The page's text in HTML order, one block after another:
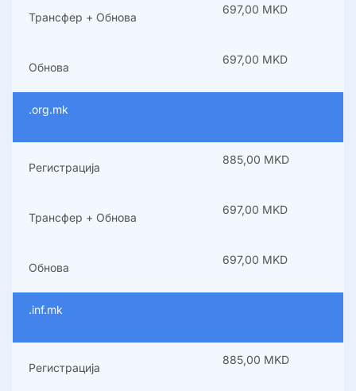
Трансфер + Обнова
697,00 MKD
Обнова
697,00 MKD
.org.mk
Регистрација
885,00 MKD
Трансфер + Обнова
697,00 MKD
Обнова
697,00 MKD
.inf.mk
Регистрација
885,00 MKD